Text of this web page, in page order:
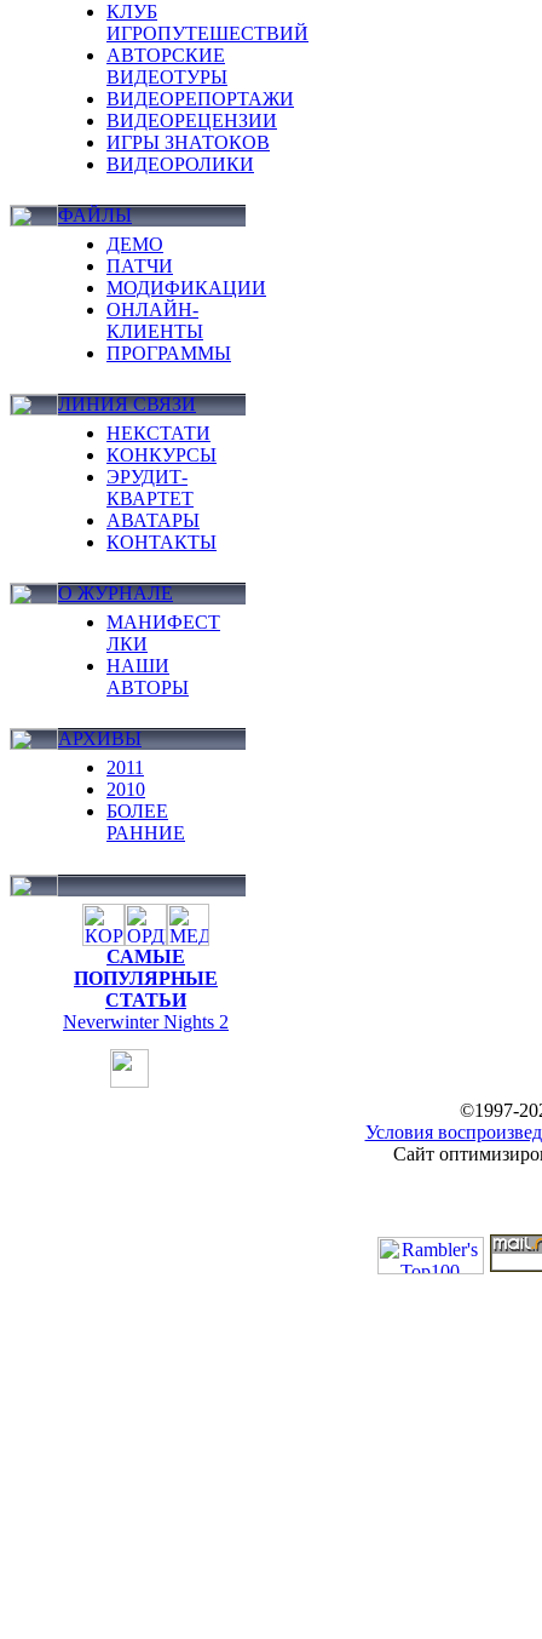
КЛУБ
ИГРОПУТЕШЕСТВИЙ
АВТОРСКИЕ
ВИДЕОТУРЫ
ВИДЕОРЕПОРТАЖИ
ВИДЕОРЕЦЕНЗИИ
ИГРЫ ЗНАТОКОВ
ВИДЕОРОЛИКИ
ФАЙЛЫ
ДЕМО
ПАТЧИ
МОДИФИКАЦИИ
ОНЛАЙН-
КЛИЕНТЫ
ПРОГРАММЫ
ЛИНИЯ СВЯЗИ
НЕКСТАТИ
КОНКУРСЫ
ЭРУДИТ-
КВАРТЕТ
АВАТАРЫ
КОНТАКТЫ
О ЖУРНАЛЕ
МАНИФЕСТ
ЛКИ
НАШИ
АВТОРЫ
АРХИВЫ
2011
2010
БОЛЕЕ
РАННИЕ
САМЫЕ
ПОПУЛЯРНЫЕ
СТАТЬИ
Neverwinter Nights 2
©1997-
Условия
Сайт